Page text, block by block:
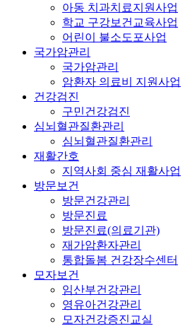
아동 치과치료지원사업
학교 구강보건교육사업
어린이 불소도포사업
국가암관리
국가암관리
암환자 의료비 지원사업
건강검진
구민건강검진
심뇌혈관질환관리
심뇌혈관질환관리
재활간호
지역사회 중심 재활사업
방문보건
방문건강관리
방문진료
방문진료(의료기관)
재가암환자관리
통합돌봄 건강장수센터
모자보건
임산부건강관리
영유아건강관리
모자건강증진교실